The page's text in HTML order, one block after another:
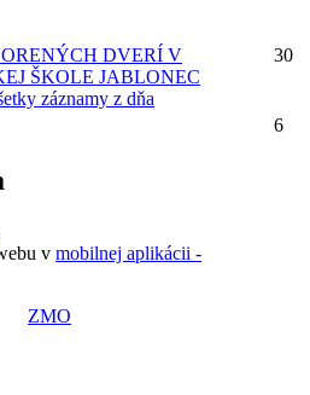
DVERÍ V
ŠKOLE JABLONEC
záznamy z dňa
30
6
v mobilnej aplikácii -